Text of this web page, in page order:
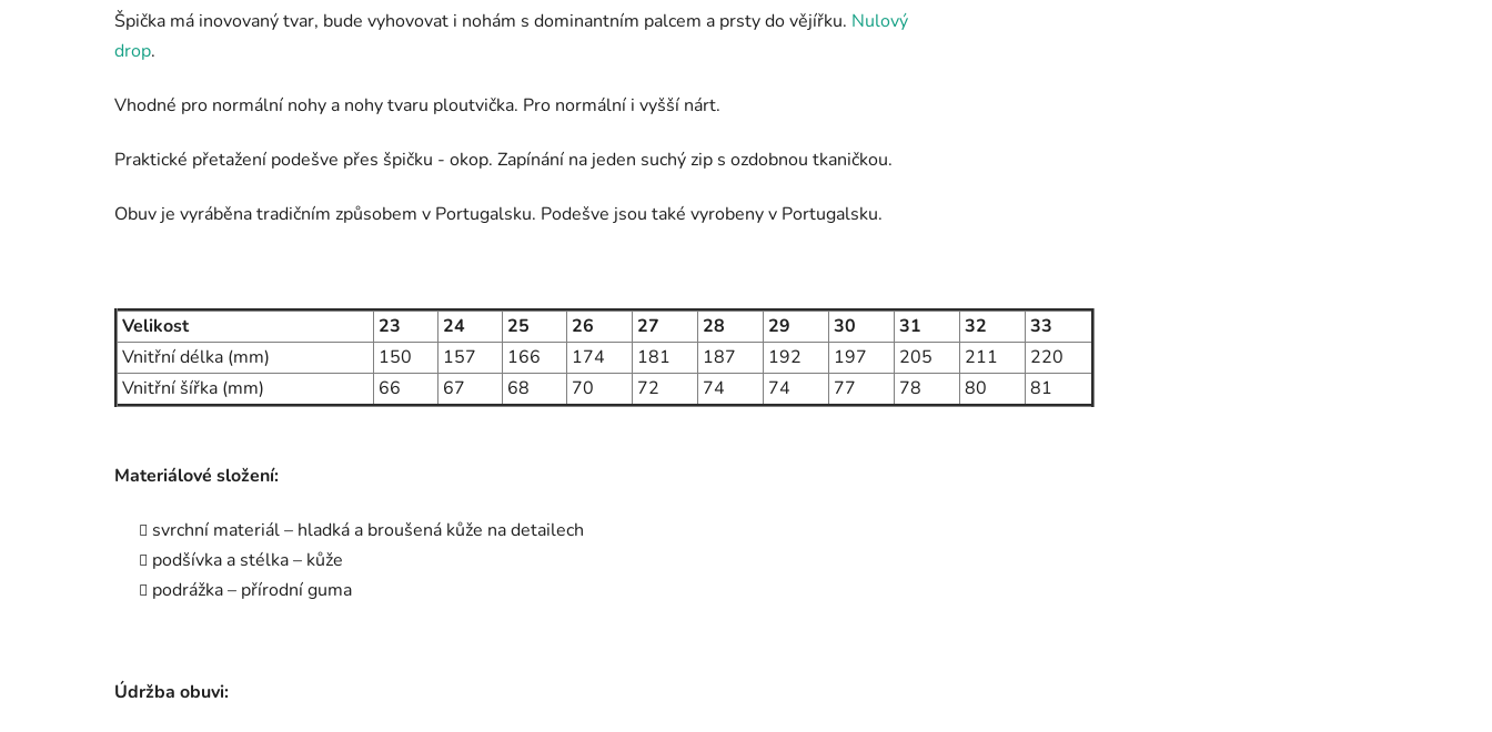
Špička má inovovaný tvar, bude vyhovovat i nohám s dominantním palcem a prsty do vějířku. Nulový
drop.
Vhodné pro normální nohy a nohy tvaru ploutvička. Pro normální i vyšší nárt.
Praktické přetažení podešve přes špičku - okop. Zapínání na jeden suchý zip s ozdobnou tkaničkou.
Obuv je vyráběna tradičním způsobem v Portugalsku. Podešve jsou také vyrobeny v Portugalsku.
Velikost 23 24 25 26 27 28 29 30 31 32
33
Vnitřní délka (mm)
150 157 166 174 181 187 192 197 205 211
220
Vnitřní šířka (mm)
66 67 68 70 72 74 74 77 78 80 81
Materiálové složení:
svrchní materiál – hladká a broušená kůže na detailech
podšívka a stélka – kůže
podrážka – přírodní guma
Údržba obuvi: